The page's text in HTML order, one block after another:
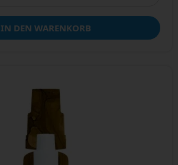
IN DEN WARENKORB